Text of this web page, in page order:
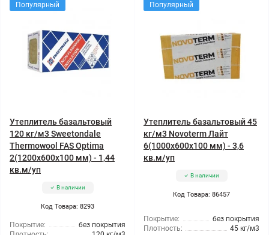
Популярный
Утеплитель базальтовый
120 кг/м3 Sweetondale
Thermowool FAS Optima
2(1200x600x100 мм) - 1,44
кв.м/уп
В наличии
Код Товара: 8293
Покрытие:
без покрытия
Популярный
Утеплитель базальтовый 45
кг/м3 Novoterm Лайт
6(1000x600x100 мм) - 3,6
кв.м/уп
В наличии
Код Товара: 86457
Покрытие:
без покрытия
Плотность:
45 кг/м3